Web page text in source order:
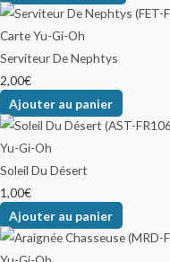
Serviteur De Nephtys
2,00€
Ajouter au panier
Soleil Du Désert
1,00€
Ajouter au panier